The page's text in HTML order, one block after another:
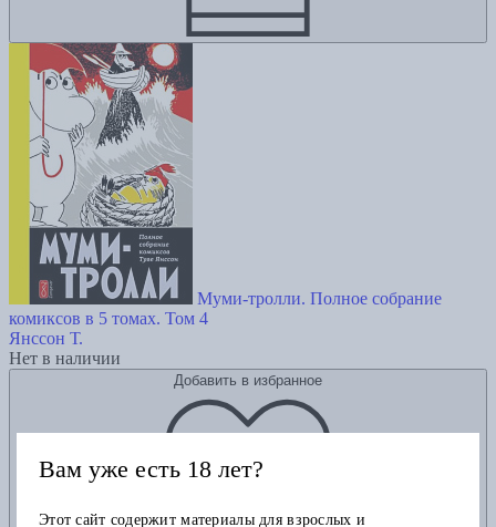
Муми-тролли. Полное собрание
комиксов в 5 томах. Том 4
Янссон Т.
Нет в наличии
Добавить в избранное
Вам уже есть 18 лет?
Этот сайт содержит материалы для взрослых и